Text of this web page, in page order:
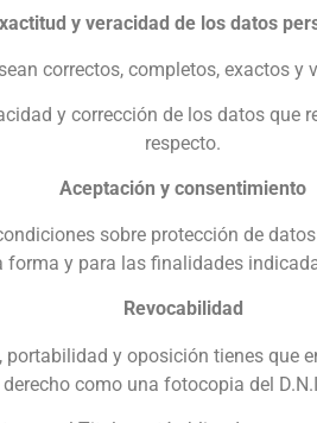
y veracidad de los datos
correctos, completos, exactos
y corrección de los datos
respecto.
Aceptación y consentimiento
sobre protección de
forma y para las finalidades
Revocabilidad
y oposición tienes que
como una fotocopia del